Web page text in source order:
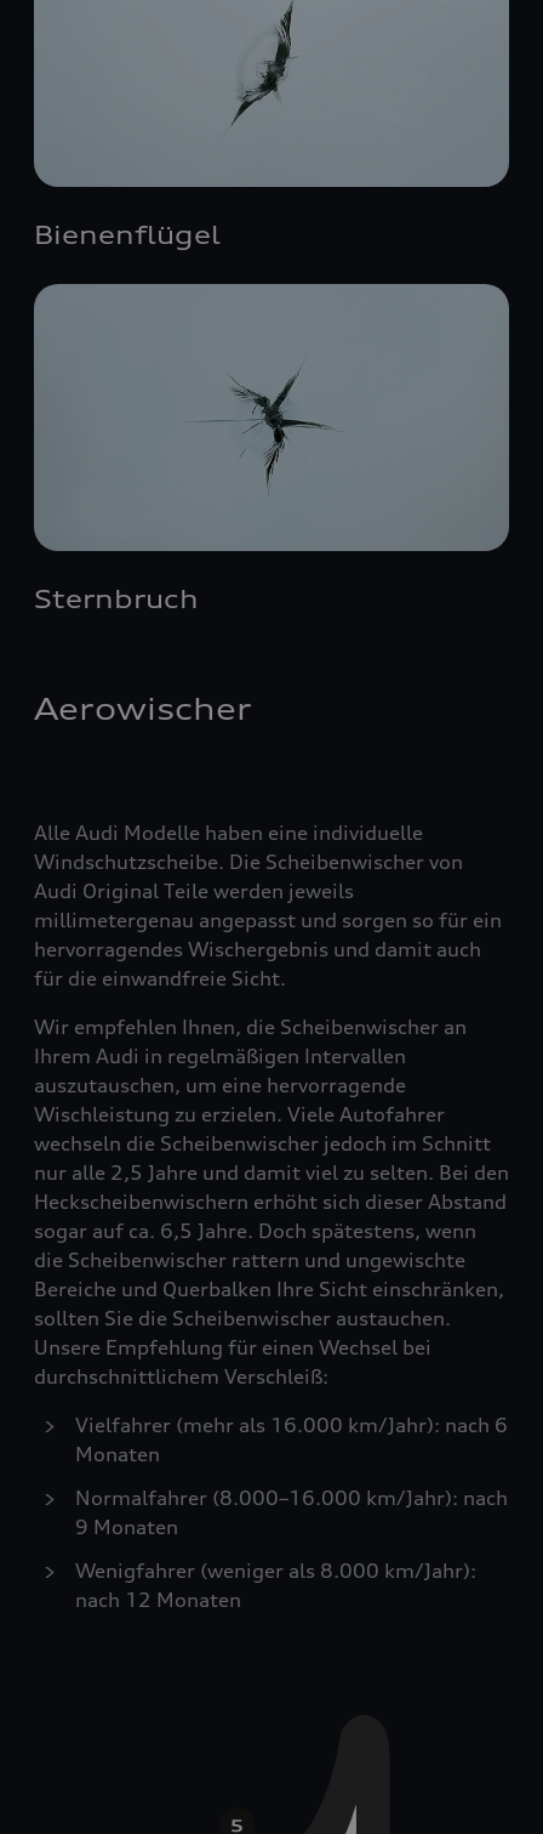
Bienenflügel
Sternbruch
Aerowischer
Alle Audi Modelle haben eine individuelle
Windschutzscheibe. Die Scheibenwischer von
Audi Original Teile werden jeweils
millimetergenau angepasst und sorgen so für ein
hervorragendes Wischergebnis und damit auch
für die einwandfreie Sicht.
Wir empfehlen Ihnen, die Scheibenwischer an
Ihrem Audi in regelmäßigen Intervallen
auszutauschen, um eine hervorragende
Wischleistung zu erzielen. Viele Autofahrer
wechseln die Scheibenwischer jedoch im Schnitt
nur alle 2,5 Jahre und damit viel zu selten. Bei den
Heckscheibenwischern erhöht sich dieser Abstand
sogar auf ca. 6,5 Jahre. Doch spätestens, wenn
die Scheibenwischer rattern und ungewischte
Bereiche und Querbalken Ihre Sicht einschränken,
sollten Sie die Scheibenwischer austauchen.
Unsere Empfehlung für einen Wechsel bei
durchschnittlichem Verschleiß:
Vielfahrer (mehr als 16.000 km/Jahr): nach 6
Monaten
Normalfahrer (8.000–16.000 km/Jahr): nach
9 Monaten
Wenigfahrer (weniger als 8.000 km/Jahr):
nach 12 Monaten